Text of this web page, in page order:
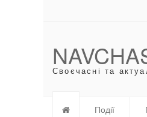
Своєчасні та
Події